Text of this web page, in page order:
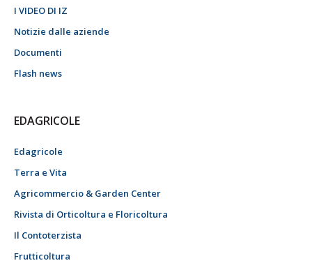
I VIDEO DI IZ
Notizie dalle aziende
Documenti
Flash news
EDAGRICOLE
Edagricole
Terra e Vita
Agricommercio & Garden Center
Rivista di Orticoltura e Floricoltura
Il Contoterzista
Frutticoltura